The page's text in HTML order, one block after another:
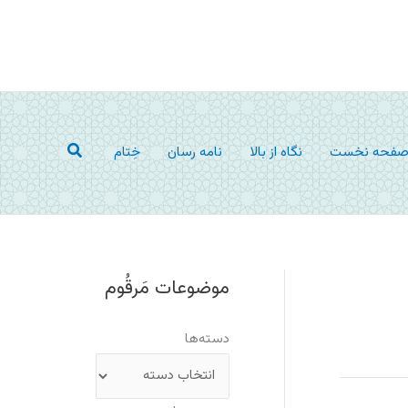
نخست نگاه از بالا نامه رسان خِتام جستجو
موضوعات مَرقُوم
دسته‌ها